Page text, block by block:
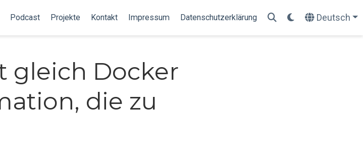
Podcast Projekte Kontakt Impressum Datenschutzerklärung Deutsch
gleich Docker
die zu